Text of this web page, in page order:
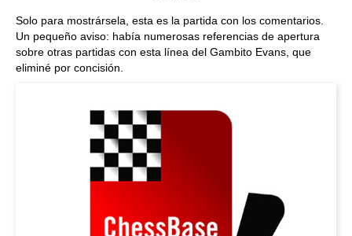
Solo para mostrársela, esta es la partida con los comentarios.
Un pequeño aviso: había numerosas referencias de apertura
sobre otras partidas con esta línea del Gambito Evans, que
eliminé por concisión.